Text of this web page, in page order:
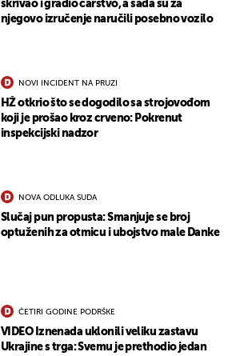
skrivao i gradio carstvo, a sada su za
njegovo izručenje naručili posebno vozilo
NOVI INCIDENT NA PRUZI
HŽ otkrio što se dogodilo sa strojovođom
koji je prošao kroz crveno: Pokrenut
inspekcijski nadzor
NOVA ODLUKA SUDA
Slučaj pun propusta: Smanjuje se broj
optuženih za otmicu i ubojstvo male Danke
ČETIRI GODINE PODRŠKE
VIDEO Iznenada uklonili veliku zastavu
Ukrajine s trga: Svemu je prethodio jedan